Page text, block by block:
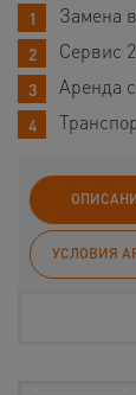
Замена
Сервис
Аренда
УСЛОВИЯ